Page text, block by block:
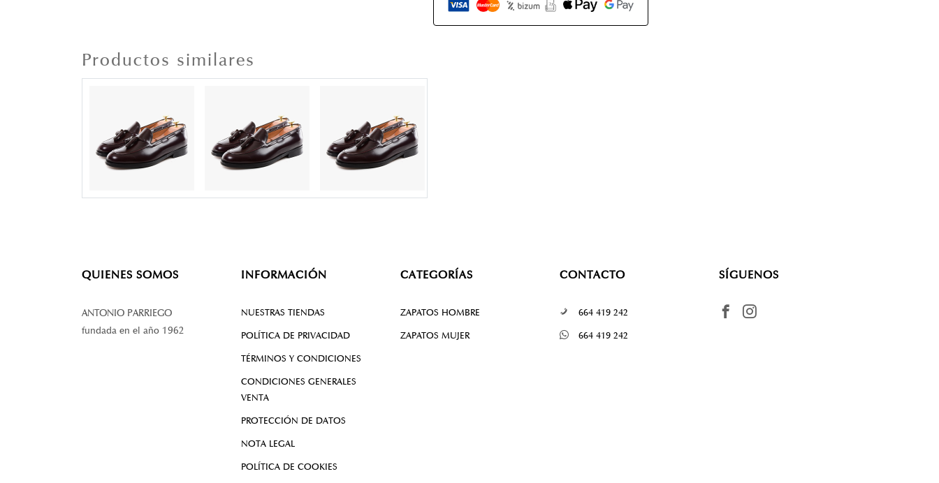
Productos similares
QUIENES SOMOS
ANTONIO PARRIEGO
fundada en el año 1962
INFORMACIÓN
NUESTRAS TIENDAS
POLÍTICA DE PRIVACIDAD
TÉRMINOS Y CONDICIONES
CONDICIONES GENERALES
VENTA
PROTECCIÓN DE DATOS
NOTA LEGAL
POLÍTICA DE COOKIES
CATEGORÍAS
ZAPATOS HOMBRE
ZAPATOS MUJER
CONTACTO
664 419 242
664 419 242
SÍGUENOS